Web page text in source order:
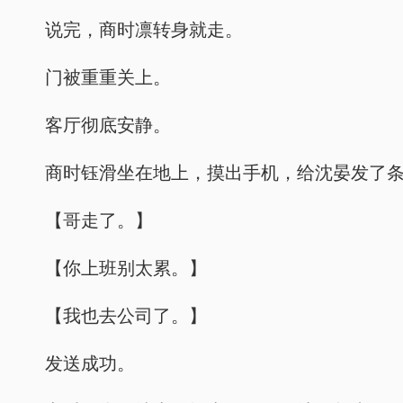
说完，商时凛转身就走。
门被重重关上。
客厅彻底安静。
商时钰滑坐在地上，摸出手机，给沈晏发了
【哥走了。】
【你上班别太累。】
【我也去公司了。】
发送成功。